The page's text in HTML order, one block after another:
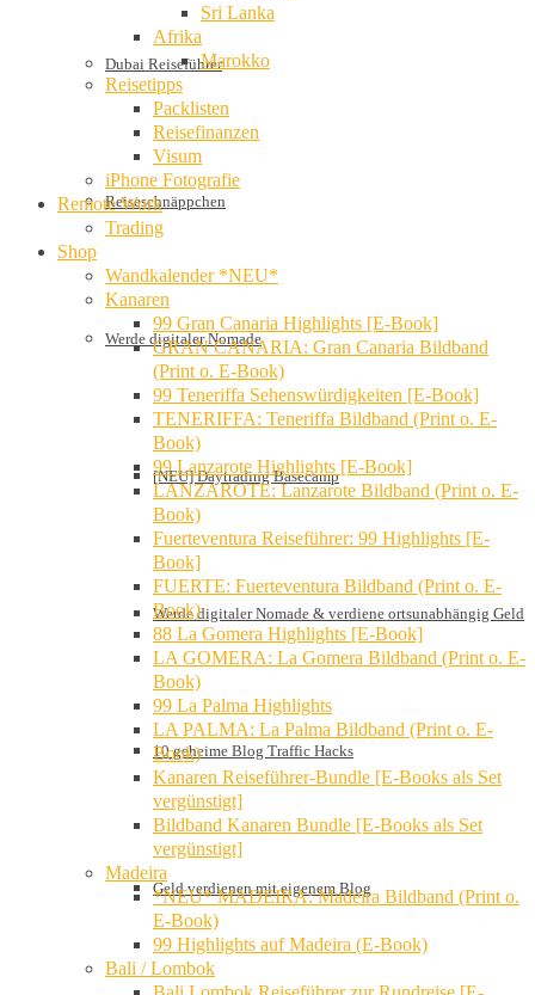
Dubai Reiseführer
Reiseschnäppchen
Werde digitaler Nomade
[NEU] Daytrading Basecamp
Werde digitaler Nomade & verdiene ortsunabhängig Geld
10 geheime Blog Traffic Hacks
Geld verdienen mit eigenem Blog
Sri Lanka
Afrika
Marokko
Reisetipps
Packlisten
Reisefinanzen
Visum
iPhone Fotografie
Remote Work
Trading
Shop
Wandkalender *NEU*
Kanaren
99 Gran Canaria Highlights [E-Book]
GRAN CANARIA: Gran Canaria Bildband
(Print o. E-Book)
99 Teneriffa Sehenswürdigkeiten [E-Book]
TENERIFFA: Teneriffa Bildband (Print o. E-
Book)
99 Lanzarote Highlights [E-Book]
LANZAROTE: Lanzarote Bildband (Print o. E-
Book)
Fuerteventura Reiseführer: 99 Highlights [E-
Book]
FUERTE: Fuerteventura Bildband (Print o. E-
Book)
88 La Gomera Highlights [E-Book]
LA GOMERA: La Gomera Bildband (Print o. E-
Book)
99 La Palma Highlights
LA PALMA: La Palma Bildband (Print o. E-
Book)
Kanaren Reiseführer-Bundle [E-Books als Set
vergünstigt]
Bildband Kanaren Bundle [E-Books als Set
vergünstigt]
Madeira
*NEU* MADEIRA: Madeira Bildband (Print o.
E-Book)
99 Highlights auf Madeira (E-Book)
Bali / Lombok